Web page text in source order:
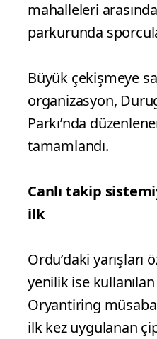
mahalleleri
parkurunda
Büyük çekişmeye
organizasyon,
Parkı’nda
tamamlandı.
Canlı takip
ilk
Ordu’daki yarışları
yenilik ise
Oryantiring
ilk kez uygulanan